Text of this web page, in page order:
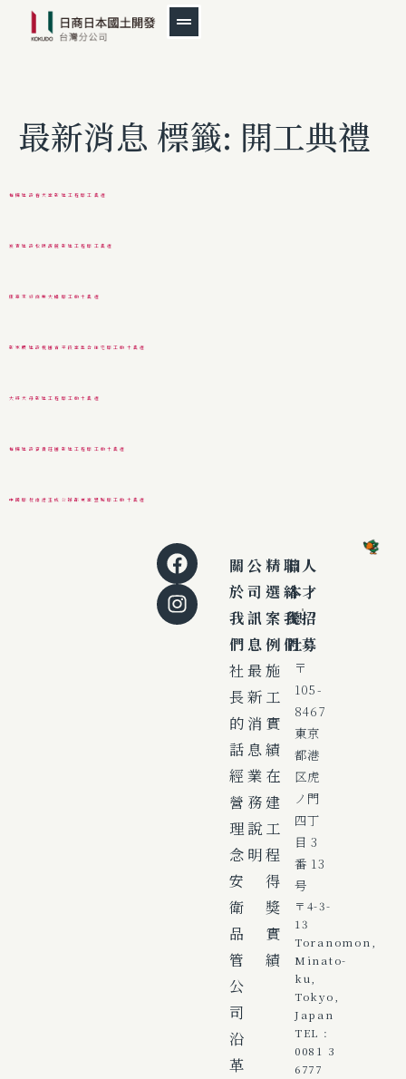
最新消息 標籤: 開工典禮
福樺建設春天案新建工程開工典禮
宸實建設松陽馥麗新建工程開工典禮
康華來好商業大樓開工動土典禮
新家坡建設桃園青平段案集合住宅開工動土典禮
大將天母新建工程開工動土典禮
福樺建設富貴莊園新建工程開工動土典禮
中國開發南港玉成公辦都更案豐琚開工動土典禮
關
於
我
們
社
長
的
話
經
營
理
念
安
衛
品
管
公
司
沿
革
公
司
訊
息
最
新
消
息
業
務
說
明
精
選
案
例
施
工
實
績
在
建
工
程
得
獎
實
績
聯
絡
我
們
人
才
招
募
日
本
總
社
〒
105-
8467
東京
都港
区虎
ノ門
四丁
目 3
番 13
号
〒4-3-
13
Toranomon,
Minato-
ku,
Tokyo,
Japan
TEL :
0081 3
6777